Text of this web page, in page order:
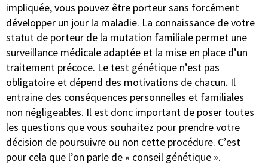
impliquée, vous pouvez être porteur sans forcément
développer un jour la maladie. La connaissance de votre
statut de porteur de la mutation familiale permet une
surveillance médicale adaptée et la mise en place d’un
traitement précoce. Le test génétique n’est pas
obligatoire et dépend des motivations de chacun. Il
entraine des conséquences personnelles et familiales
non négligeables. Il est donc important de poser toutes
les questions que vous souhaitez pour prendre votre
décision de poursuivre ou non cette procédure. C’est
pour cela que l’on parle de « conseil génétique ».